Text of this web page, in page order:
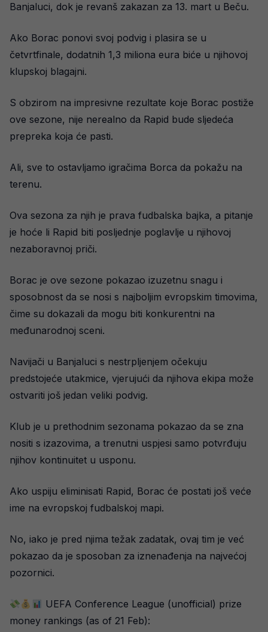
Banjaluci, dok je revanš zakazan za 13. mart u Beču.
Ako Borac ponovi svoj podvig i plasira se u
četvrtfinale, dodatnih 1,3 miliona eura biće u njihovoj
klupskoj blagajni.
S obzirom na impresivne rezultate koje Borac postiže
ove sezone, nije nerealno da Rapid bude sljedeća
prepreka koja će pasti.
Ali, sve to ostavljamo igračima Borca da pokažu na
terenu.
Ova sezona za njih je prava fudbalska bajka, a pitanje
je hoće li Rapid biti posljednje poglavlje u njihovoj
nezaboravnoj priči.
Borac je ove sezone pokazao izuzetnu snagu i
sposobnost da se nosi s najboljim evropskim timovima,
čime su dokazali da mogu biti konkurentni na
međunarodnoj sceni.
Navijači u Banjaluci s nestrpljenjem očekuju
predstojeće utakmice, vjerujući da njihova ekipa može
ostvariti još jedan veliki podvig.
Klub je u prethodnim sezonama pokazao da se zna
nositi s izazovima, a trenutni uspjesi samo potvrđuju
njihov kontinuitet u usponu.
Ako uspiju eliminisati Rapid, Borac će postati još veće
ime na evropskoj fudbalskoj mapi.
No, iako je pred njima težak zadatak, ovaj tim je već
pokazao da je sposoban za iznenađenja na najvećoj
pozornici.
UEFA Conference League (unofficial) prize
money rankings (as of 21 Feb):